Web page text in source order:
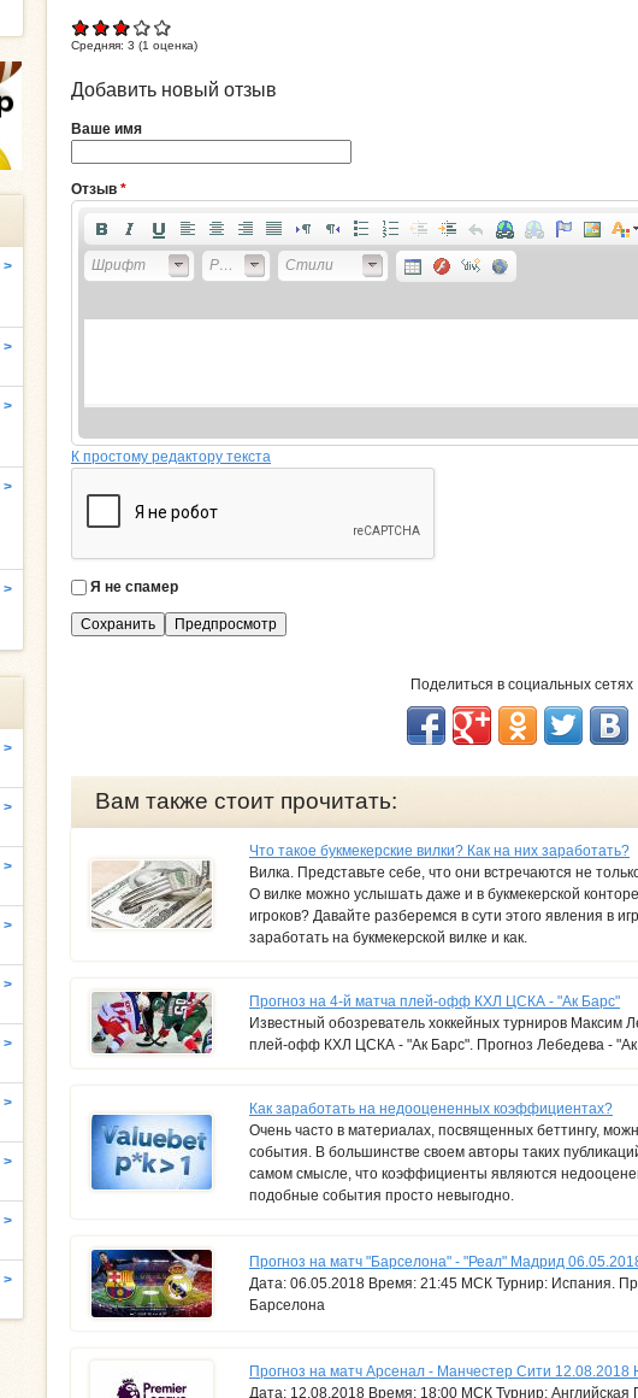
Средняя: 3 (1 оценка)
Добавить новый отзыв
Ваше имя
Отзыв *
Шрифт Размер Стили
К простому редактору текста
Я
с
Я не спамер
Поделиться в социальных сетях
Вам также стоит прочитать:
Что такое букмекерские вилки? Как на них заработать?
Вилка. Представьте себе, что они встречаются не
О вилке можно услышать даже и в букмекерской
игроков? Давайте разберемся в сути этого явления в
заработать на букмекерской вилке и как.
Прогноз на 4-й матча плей-офф КХЛ ЦСКА - "Ак Барс"
Известный обозреватель хоккейных турниров Максим
плей-офф КХЛ ЦСКА - "Ак Барс". Прогноз Лебедева -
Как заработать на недооцененных коэффициентах?
Очень часто в материалах, посвященных беттингу,
события. В большинстве своем авторы таких
самом смысле, что коэффициенты являются
подобные события просто невыгодно.
Прогноз на матч "Барселона" - "Реал" Мадрид
Дата: 06.05.2018 Время: 21:45 МСК Турнир: Испания.
Барселона
Прогноз на матч Арсенал - Манчестер Сити 12.08.2018
Дата: 12.08.2018 Время: 18:00 МСК Турнир: Английская
>
>
>
>
>
>
>
>
>
>
>
>
>
>
>